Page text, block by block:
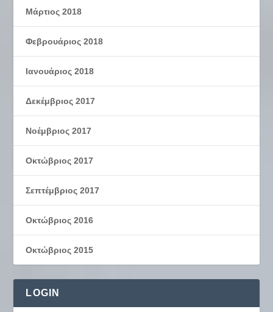
Μάρτιος 2018
Φεβρουάριος 2018
Ιανουάριος 2018
Δεκέμβριος 2017
Νοέμβριος 2017
Οκτώβριος 2017
Σεπτέμβριος 2017
Οκτώβριος 2016
Οκτώβριος 2015
LOGIN